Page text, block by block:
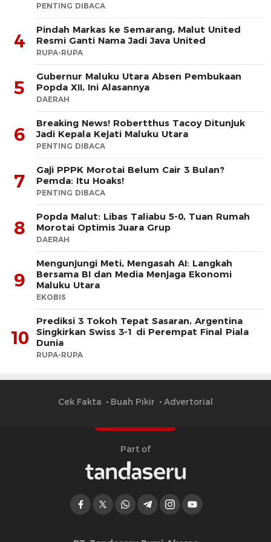
PENTING DIBACA
4
Pindah Markas ke Semarang, Malut United
Resmi Ganti Nama Jadi Java United
RUPA-RUPA
5
Gubernur Maluku Utara Absen Pembukaan
Popda XII, Ini Alasannya
DAERAH
6
Breaking News! Robertthus Tacoy Ditunjuk
Jadi Kepala Kejati Maluku Utara
PENTING DIBACA
7
Gaji PPPK Morotai Belum Cair 3 Bulan?
Pemda: Itu Hoaks!
PENTING DIBACA
8
Popda Malut: Libas Taliabu 5-0, Tuan Rumah
Morotai Optimis Juara Grup
DAERAH
9
Mengunjungi Meti, Mengasah AI: Langkah
Bersama BI dan Media Menjaga Ekonomi
Maluku Utara
EKOBIS
10
Prediksi 3 Tokoh Tepat Sasaran, Argentina
Singkirkan Swiss 3-1 di Perempat Final Piala
Dunia
RUPA-RUPA
Cek Fakta Buah Pikir Advertorial
Part of